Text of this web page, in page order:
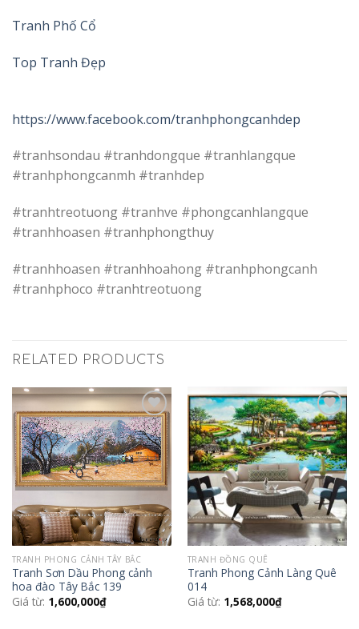
Tranh Phố Cổ
Top Tranh Đẹp
https://www.facebook.com/tranhphongcanhdep
#tranhsondau #tranhdongque #tranhlangque
#tranhphongcanmh #tranhdep
#tranhtreotuong #tranhve #phongcanhlangque
#tranhhoasen #tranhphongthuy
#tranhhoasen #tranhhoahong #tranhphongcanh
#tranhphoco #tranhtreotuong
RELATED PRODUCTS
Add to
Wishlist
TRANH PHONG CẢNH TÂY BẮC
Tranh Sơn Dầu Phong cảnh
hoa đào Tây Bắc 139
Giá từ: 1,600,000₫
Add to
Wishlist
TRANH ĐỒNG QUÊ
Tranh Phong Cảnh Làng Quê
014
Giá từ: 1,568,000₫